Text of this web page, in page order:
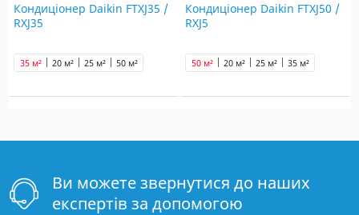
Кондиціонер Daikin FTXJ35 /
RXJ35
20 м² 25 м²
35 м² 50 м²
Кондиціонер Daikin FTXJ50 /
RXJ5
20 м² 25 м² 35 м²
50 м²
Ви можете звернутися до наших
експертів за допомогою